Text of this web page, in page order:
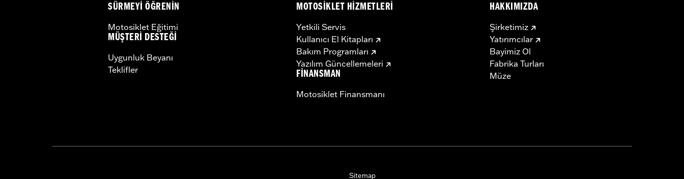
SÜRMEYI ÖĞRENIN
Motosiklet Eğitimi
MÜŞTERI DESTEĞI
Uygunluk Beyanı
Teklifler
MOTOSIKLET HIZMETLERI
Yetkili Servis
Kullanıcı El Kitapları
Bakım Programları
Yazılım Güncellemeleri
FINANSMAN
Motosiklet Finansmanı
HAKKIMIZDA
Şirketimiz
Yatırımcılar
Bayimiz Ol
Fabrika Turları
Müze
Sitemap